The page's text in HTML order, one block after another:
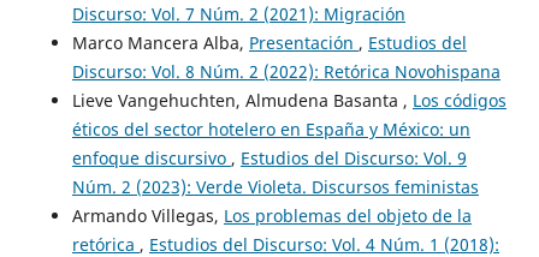
Discurso: Vol. 7 Núm. 2 (2021): Migración
Marco Mancera Alba, Presentación , Estudios del
Discurso: Vol. 8 Núm. 2 (2022): Retórica Novohispana
Lieve Vangehuchten, Almudena Basanta , Los códigos
éticos del sector hotelero en España y México: un
enfoque discursivo , Estudios del Discurso: Vol. 9
Núm. 2 (2023): Verde Violeta. Discursos feministas
Armando Villegas, Los problemas del objeto de la
retórica , Estudios del Discurso: Vol. 4 Núm. 1 (2018):